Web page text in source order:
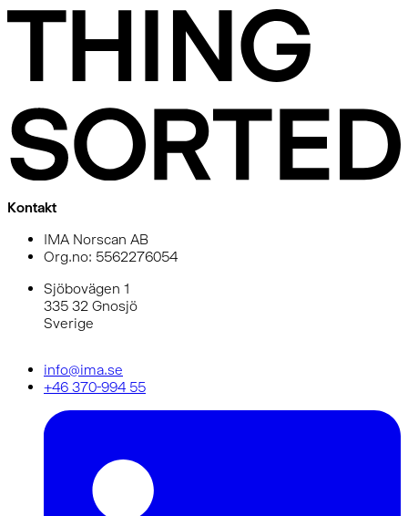
Kontakt
IMA Norscan AB
Org.no: 5562276054
Sjöbovägen 1
335 32 Gnosjö
Sverige
info@ima.se
+46 370-994 55